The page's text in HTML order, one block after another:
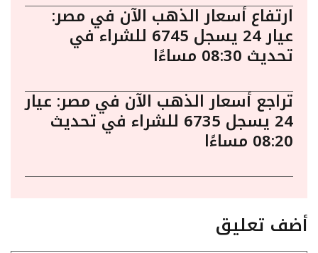
ارتفاع أسعار الذهب الآن في مصر:
عيار 24 يسجل 6745 للشراء في
تحديث 08:30 مساءًا
تراجع أسعار الذهب الآن في مصر: عيار
24 يسجل 6735 للشراء في تحديث
08:20 مساءًا
أضف تعليق